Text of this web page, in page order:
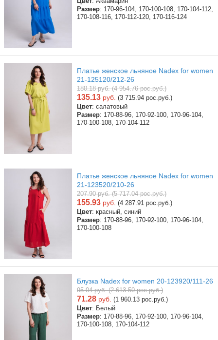
Размер: 170-96-104, 170-100-108, 170-104-112,
170-108-116, 170-112-120, 170-116-124
Платье женское льняное Nadex for women
21-125120/212-26
180.18 руб. (4 954.76 рос.руб.)
135.13 руб. (3 715.94 рос.руб.)
Цвет: салатовый
Размер: 170-88-96, 170-92-100, 170-96-104,
170-100-108, 170-104-112
Платье женское льняное Nadex for women
21-123520/210-26
207.90 руб. (5 717.04 рос.руб.)
155.93 руб. (4 287.91 рос.руб.)
Цвет: красный, синий
Размер: 170-88-96, 170-92-100, 170-96-104,
170-100-108
Блузка Nadex for women 20-123920/111-26
95.04 руб. (2 613.50 рос.руб.)
71.28 руб. (1 960.13 рос.руб.)
Цвет: Белый
Размер: 170-88-96, 170-92-100, 170-96-104,
170-100-108, 170-104-112